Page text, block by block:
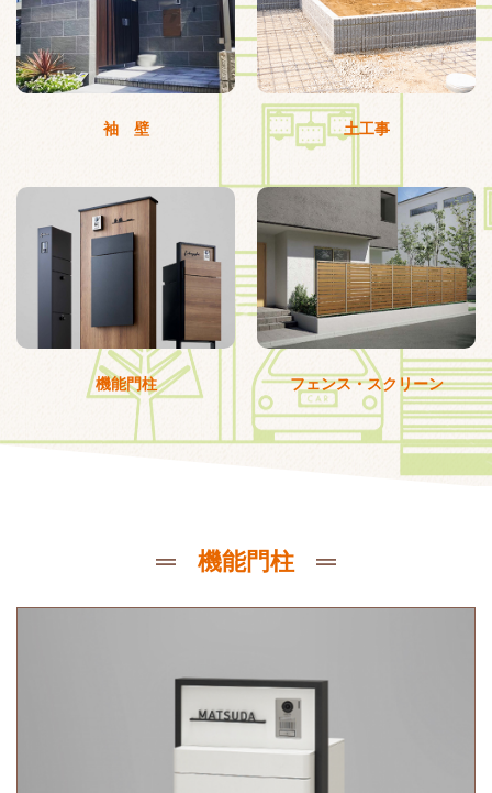
袖 壁 土工事
機能門柱 フェンス・スクリーン
機能門柱